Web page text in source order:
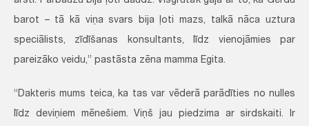
barot – tā kā viņa svars bija ļoti mazs, talkā nāca uztura
speciālists, zīdīšanas konsultants, līdz vienojāmies par
pareizāko veidu,” pastāsta zēna mamma Egita.
“Dakteris mums teica, ka tas var vēderā parādīties no nulles
līdz deviņiem mēnešiem. Viņš jau piedzima ar sirdskaiti. Ir